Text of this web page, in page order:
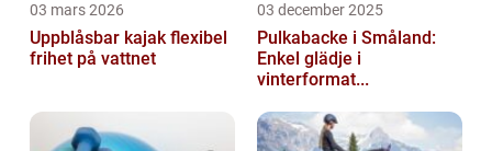
03 mars 2026
Uppblåsbar kajak flexibel
frihet på vattnet
03 december 2025
Pulkabacke i Småland:
Enkel glädje i
vinterformat...